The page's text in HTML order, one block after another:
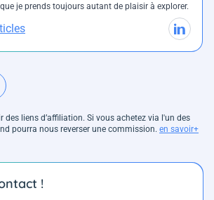
je prends toujours autant de plaisir à explorer.
des liens d’affiliation. Si vous achetez via l'un des
pourra nous reverser une commission. en savoir+
!